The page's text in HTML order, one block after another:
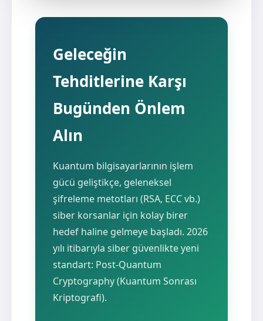
Geleceğin
Tehditlerine Karşı
Bugünden Önlem
Alın
Kuantum bilgisayarlarının işlem
gücü geliştikçe, geleneksel
şifreleme metotları (RSA, ECC vb.)
siber korsanlar için kolay birer
hedef haline gelmeye başladı. 2026
yılı itibarıyla siber güvenlikte yeni
standart: Post-Quantum
Cryptography (Kuantum Sonrası
Kriptografi).